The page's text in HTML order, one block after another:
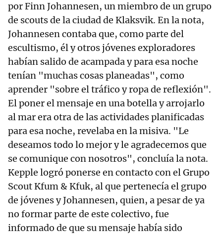
por Finn Johannesen, un miembro de un grupo
de scouts de la ciudad de Klaksvik. En la nota,
Johannesen contaba que, como parte del
escultismo, él y otros jóvenes exploradores
habían salido de acampada y para esa noche
tenían "muchas cosas planeadas", como
aprender "sobre el tráfico y ropa de reflexión".
El poner el mensaje en una botella y arrojarlo
al mar era otra de las actividades planificadas
para esa noche, revelaba en la misiva. "Le
deseamos todo lo mejor y le agradecemos que
se comunique con nosotros", concluía la nota.
Kepple logró ponerse en contacto con el Grupo
Scout Kfum & Kfuk, al que pertenecía el grupo
de jóvenes y Johannesen, quien, a pesar de ya
no formar parte de este colectivo, fue
informado de que su mensaje había sido